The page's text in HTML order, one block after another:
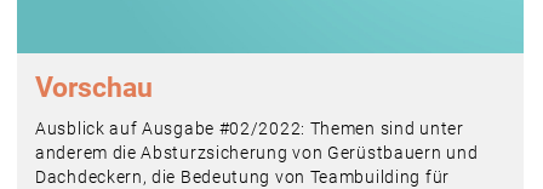
Vorschau
Ausblick auf Ausgabe #02/2022: Themen sind unter
anderem die Absturzsicherung von Gerüstbauern und
Dachdeckern, die Bedeutung von Teambuilding für